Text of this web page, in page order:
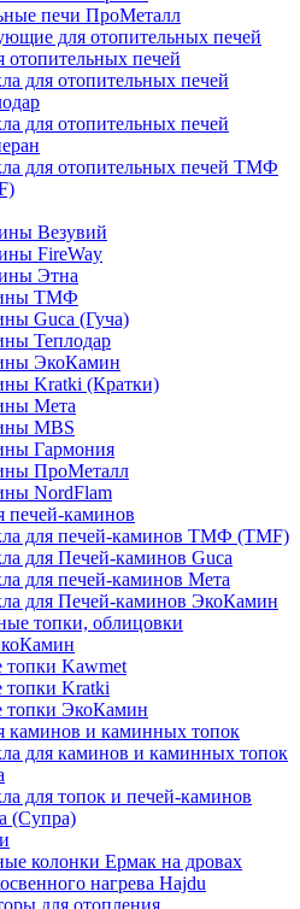
печи ПроМеталл
для отопительных печей
отопительных печей
для отопительных печей
для отопительных печей
для отопительных печей ТМФ
Везувий
FireWay
Этна
ТМФ
Guca (Гуча)
Теплодар
ЭкоКамин
Kratki (Кратки)
Мета
MBS
Гармония
ПроМеталл
NordFlam
печей-каминов
для печей-каминов ТМФ (TMF)
для Печей-каминов Guca
для печей-каминов Мета
для Печей-каминов ЭкоКамин
топки, облицовки
Kawmet
Kratki
ЭкоКамин
каминов и каминных топок
для каминов и каминных топок
для топок и печей-каминов
(Супра)
колонки Ермак на дровах
нагрева Hajdu
для отопления